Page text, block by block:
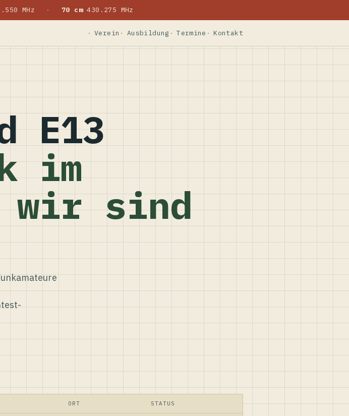
MHz · 70 cm430.275 MHz
Verein Ausbildung Termine Kontakt
E13
im
sind
ORT STATUS